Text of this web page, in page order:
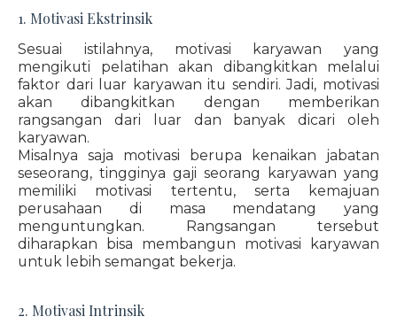
1. Motivasi Ekstrinsik
Sesuai istilahnya, motivasi karyawan yang
mengikuti pelatihan akan dibangkitkan melalui
faktor dari luar karyawan itu sendiri. Jadi, motivasi
akan dibangkitkan dengan memberikan
rangsangan dari luar dan banyak dicari oleh
karyawan.
Misalnya saja motivasi berupa kenaikan jabatan
seseorang, tingginya gaji seorang karyawan yang
memiliki motivasi tertentu, serta kemajuan
perusahaan di masa mendatang yang
menguntungkan. Rangsangan tersebut
diharapkan bisa membangun motivasi karyawan
untuk lebih semangat bekerja.
2. Motivasi Intrinsik